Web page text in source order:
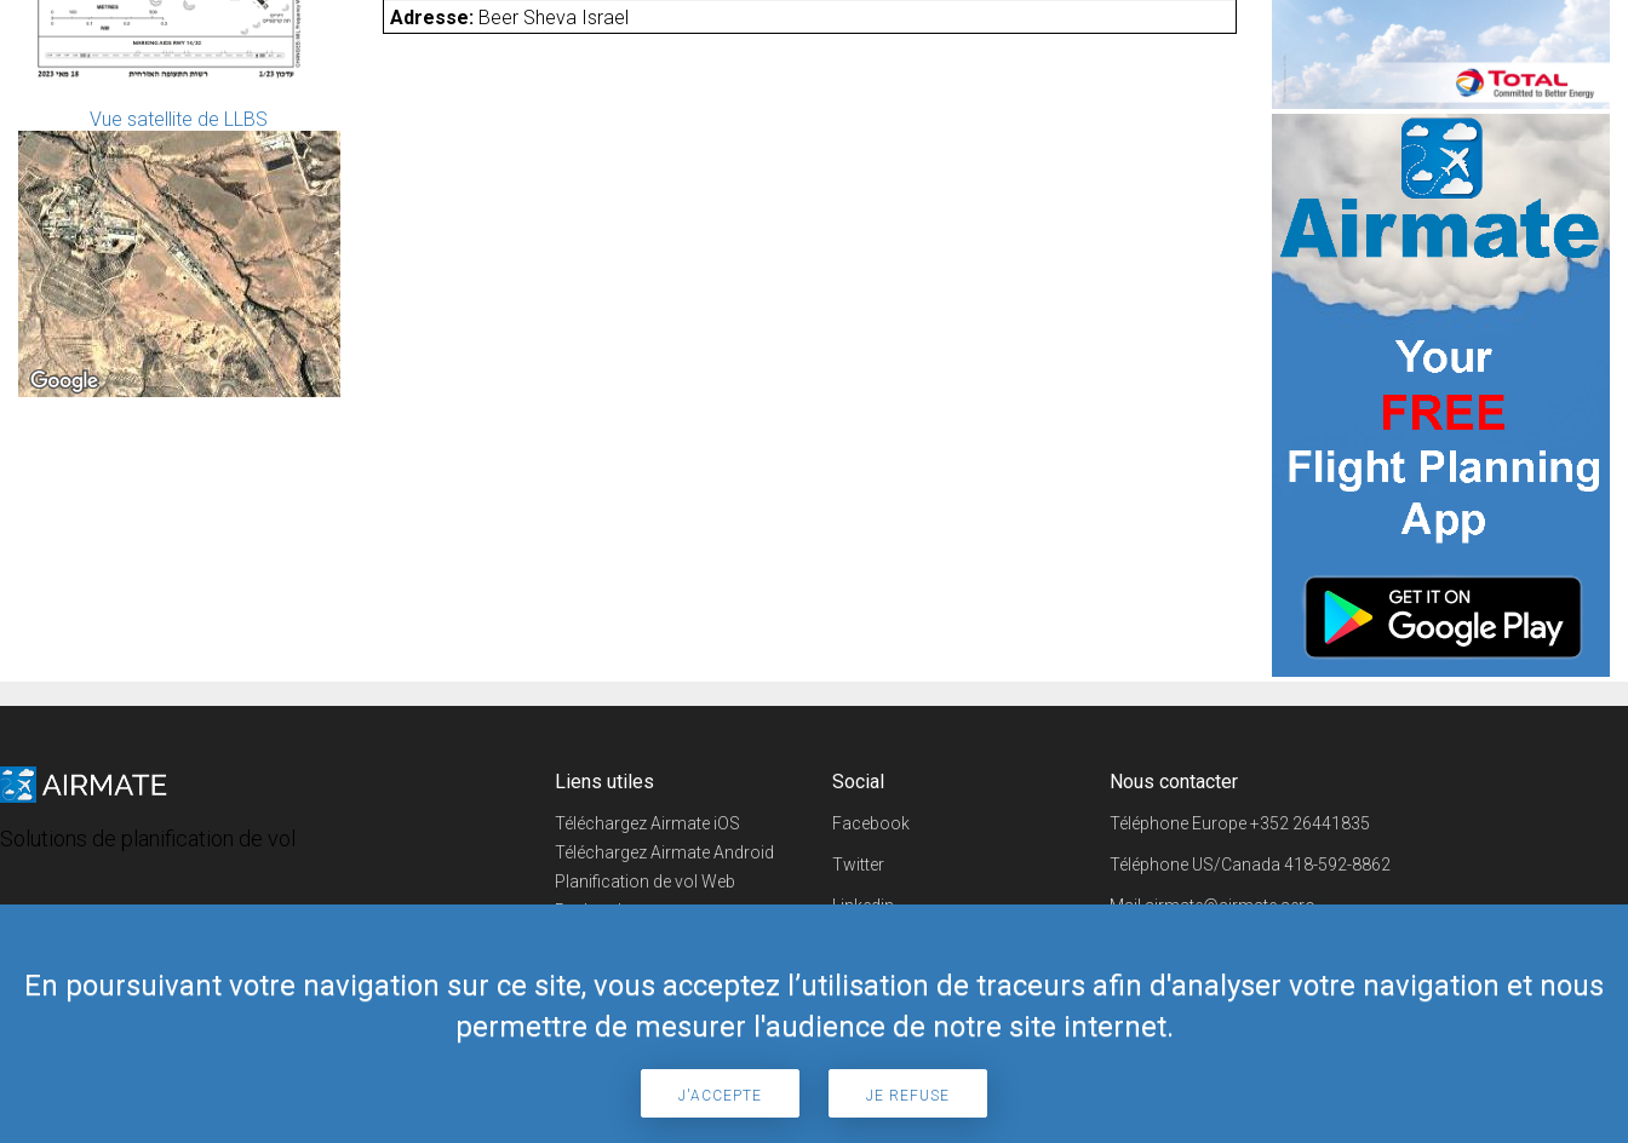
En poursuivant votre navigation sur ce site, vous acceptez l’utilisation de traceurs afin d'analyser votre navigation et nous
permettre de mesurer l'audience de notre site internet.
J'ACCEPTE JE REFUSE
Vue satellite de LLBS
Adresse: Beer Sheva Israel
Solutions de planification de vol
Liens utiles
Téléchargez Airmate iOS
Téléchargez Airmate Android
Planification de vol Web
Recherche
Boutique Airmate
Social
Facebook
Twitter
Linkedin
Telegram
Nous contacter
Téléphone Europe+352 26441835
Téléphone US/Canada 418-592-8862
Mailairmate@airmate.aero